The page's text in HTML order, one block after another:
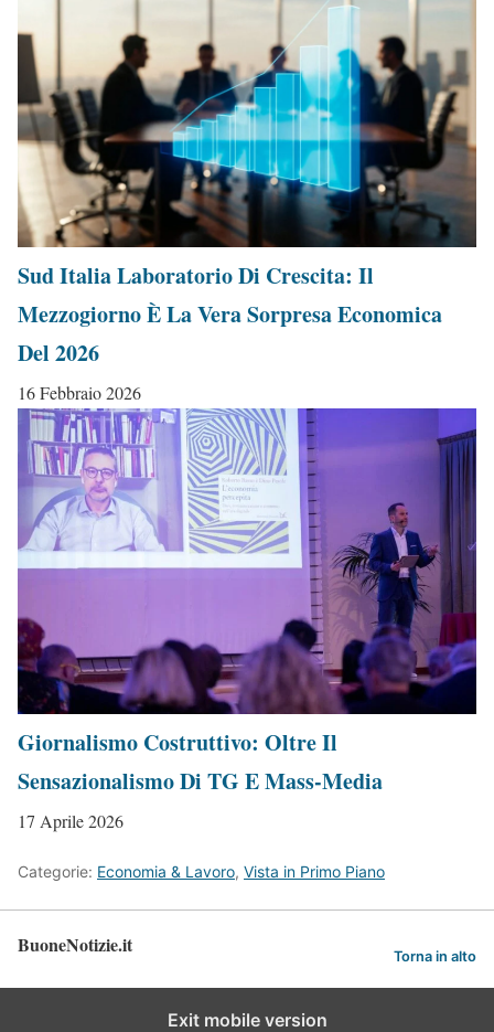
Sud Italia Laboratorio Di Crescita: Il
Mezzogiorno È La Vera Sorpresa Economica
Del 2026
16 Febbraio 2026
Giornalismo Costruttivo: Oltre Il
Sensazionalismo Di TG E Mass-Media
17 Aprile 2026
Categorie: Economia & Lavoro, Vista in Primo Piano
BuoneNotizie.it Torna in alto
Exit mobile version